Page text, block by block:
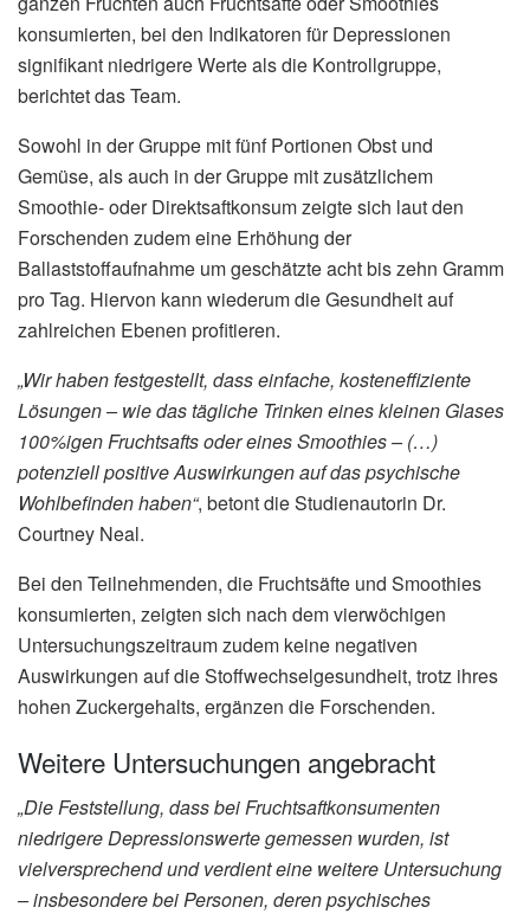
konsumierten, bei den Indikatoren für Depressionen
signifikant niedrigere Werte als die Kontrollgruppe,
berichtet das Team.
Sowohl in der Gruppe mit fünf Portionen Obst und
Gemüse, als auch in der Gruppe mit zusätzlichem
Smoothie- oder Direktsaftkonsum zeigte sich laut den
Forschenden zudem eine Erhöhung der
Ballaststoffaufnahme um geschätzte acht bis zehn Gramm
pro Tag. Hiervon kann wiederum die Gesundheit auf
zahlreichen Ebenen profitieren.
„Wir haben festgestellt, dass einfache, kosteneffiziente
Lösungen – wie das tägliche Trinken eines kleinen Glases
100%igen Fruchtsafts oder eines Smoothies – (…)
potenziell positive Auswirkungen auf das psychische
Wohlbefinden haben“, betont die Studienautorin Dr.
Courtney Neal.
Bei den Teilnehmenden, die Fruchtsäfte und Smoothies
konsumierten, zeigten sich nach dem vierwöchigen
Untersuchungszeitraum zudem keine negativen
Auswirkungen auf die Stoffwechselgesundheit, trotz ihres
hohen Zuckergehalts, ergänzen die Forschenden.
Weitere Untersuchungen angebracht
„Die Feststellung, dass bei Fruchtsaftkonsumenten
niedrigere Depressionswerte gemessen wurden, ist
vielversprechend und verdient eine weitere Untersuchung
– insbesondere bei Personen, deren psychisches